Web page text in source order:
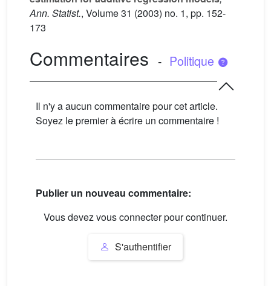
Ann. Statist., Volume 31 (2003) no. 1, pp. 152-
173
Commentaires - Politique
Il n'y a aucun commentaire pour cet article.
Soyez le premier à écrire un commentaire !
Publier un nouveau commentaire:
Vous devez vous connecter pour continuer.
S'authentifier